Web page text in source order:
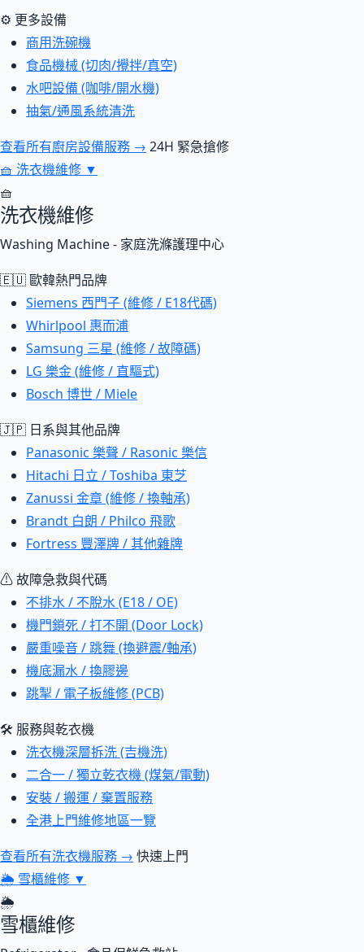
⚙ 更多設備
商用洗碗機
食品機械 (切肉/攪拌/真空)
水吧設備 (咖啡/開水機)
抽氣/通風系統清洗
查看所有廚房設備服務 → 24H 緊急搶修
🧺 洗衣機維修 ▼
🧺
洗衣機維修
Washing Machine - 家庭洗滌護理中心
🇪🇺 歐韓熱門品牌
Siemens 西門子 (維修 / E18代碼)
Whirlpool 惠而浦
Samsung 三星 (維修 / 故障碼)
LG 樂金 (維修 / 直驅式)
Bosch 博世 / Miele
🇯🇵 日系與其他品牌
Panasonic 樂聲 / Rasonic 樂信
Hitachi 日立 / Toshiba 東芝
Zanussi 金章 (維修 / 換軸承)
Brandt 白朗 / Philco 飛歌
Fortress 豐澤牌 / 其他雜牌
⚠ 故障急救與代碼
不排水 / 不脫水 (E18 / OE)
機門鎖死 / 打不開 (Door Lock)
嚴重噪音 / 跳舞 (換避震/軸承)
機底漏水 / 換膠邊
跳掣 / 電子板維修 (PCB)
🛠 服務與乾衣機
洗衣機深層拆洗 (吉機洗)
二合一 / 獨立乾衣機 (煤氣/電動)
安裝 / 搬運 / 棄置服務
全港上門維修地區一覽
查看所有洗衣機服務 → 快速上門
🌦 雪櫃維修 ▼
🌦
雪櫃維修